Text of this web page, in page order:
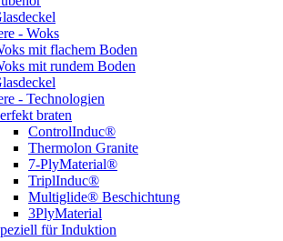
- Woks
mit flachem Boden
mit rundem Boden
- Technologien
braten
ControlInduc®
Thermolon Granite
7-PlyMaterial®
TriplInduc®
Multiglide® Beschichtung
3PlyMaterial
für Induktion